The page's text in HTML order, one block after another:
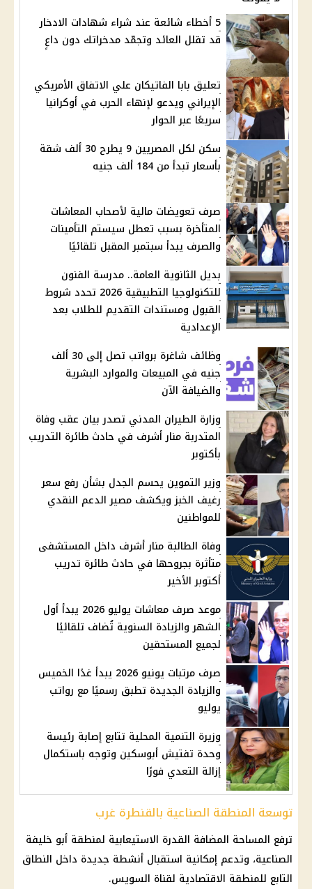
5 أخطاء شائعة عند شراء شهادات الادخار
قد تقلل العائد وتجمّد مدخراتك دون داعٍ
تعليق بابا الفاتيكان علي الاتفاق الأمريكي
الإيراني ويدعو لإنهاء الحرب في أوكرانيا
سريعًا عبر الحوار
سكن لكل المصريين 9 يطرح 30 ألف شقة
بأسعار تبدأ من 184 ألف جنيه
صرف تعويضات مالية لأصحاب المعاشات
المتأخرة بسبب تعطل سيستم التأمينات
والصرف يبدأ سبتمبر المقبل تلقائيًا
بديل الثانوية العامة.. مدرسة الفنون
للتكنولوجيا التطبيقية 2026 تحدد شروط
القبول ومستندات التقديم للطلاب بعد
الإعدادية
وظائف شاغرة برواتب تصل إلى 30 ألف
جنيه في المبيعات والموارد البشرية
والضيافة الآن
وزارة الطيران المدني تصدر بيان عقب وفاة
المتدربة منار أشرف في حادث طائرة التدريب
بأكتوبر
وزير التموين يحسم الجدل بشأن رفع سعر
رغيف الخبز ويكشف مصير الدعم النقدي
للمواطنين
وفاة الطالبة منار أشرف داخل المستشفى
متأثرة بجروحها في حادث طائرة تدريب
أكتوبر الأخير
موعد صرف معاشات يوليو 2026 يبدأ أول
الشهر والزيادة السنوية تُضاف تلقائيًا
لجميع المستحقين
صرف مرتبات يونيو 2026 يبدأ غدًا الخميس
والزيادة الجديدة تطبق رسميًا مع رواتب
يوليو
وزيرة التنمية المحلية تتابع إصابة رئيسة
وحدة تفتيش أبوسكين وتوجه باستكمال
إزالة التعدي فورًا
توسعة المنطقة الصناعية بالقنطرة غرب
ترفع المساحة المضافة القدرة الاستيعابية لمنطقة أبو خليفة
الصناعية، وتدعم إمكانية استقبال أنشطة جديدة داخل النطاق
التابع للمنطقة الاقتصادية لقناة السويس.